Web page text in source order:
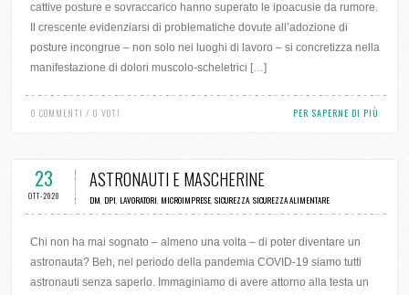
cattive posture e sovraccarico hanno superato le ipoacusie da rumore.
Il crescente evidenziarsi di problematiche dovute all’adozione di
posture incongrue – non solo nei luoghi di lavoro – si concretizza nella
manifestazione di dolori muscolo-scheletrici […]
0 COMMENTI / 0 VOTI PER SAPERNE DI PIÙ
23
OTT-2020
ASTRONAUTI E MASCHERINE
DM, DPI, LAVORATORI, MICROIMPRESE,SICUREZZA,SICUREZZA ALIMENTARE
Chi non ha mai sognato – almeno una volta – di poter diventare un
astronauta? Beh, nel periodo della pandemia COVID-19 siamo tutti
astronauti senza saperlo. Immaginiamo di avere attorno alla testa un